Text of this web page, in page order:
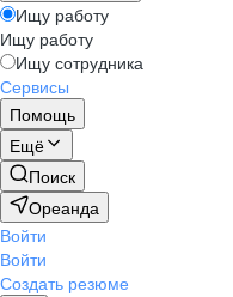
Ищу работу
Ищу работу
Ищу сотрудника
Сервисы
Помощь
Ещё
Поиск
Ореанда
Войти
Войти
Создать резюме